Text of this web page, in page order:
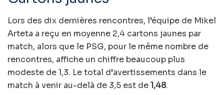
Lors des dix dernières rencontres, l’équipe de Mikel
Arteta a reçu en moyenne 2,4 cartons jaunes par
match, alors que le PSG, pour le même nombre de
rencontres, affiche un chiffre beaucoup plus
modeste de 1,3. Le total d’avertissements dans le
match à venir au-delà de 3,5 est de1,48.